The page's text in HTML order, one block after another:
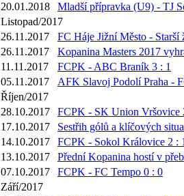
20.01.2018
Mladší přípravka (U9) - TJ
Listopad/2017
26.11.2017
FC Háje Jižní Město - Starší
26.11.2017
Kopanina Masters 2017
11.11.2017
FCPK - ABC Braník 3 : 1
05.11.2017
AFK Slavoj Podolí Praha -
Říjen/2017
28.10.2017
FCPK - SK Union Vršovice
17.10.2017
Sestřih gólů a klíčových
14.10.2017
FCPK - Sokol Královice 2 :
13.10.2017
Přední Kopanina hostí v
07.10.2017
FCPK - FC Tempo 0 : 0
Září/2017